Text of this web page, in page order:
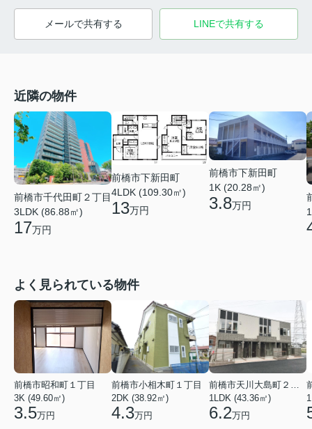
メールで共有する LINEで共有する
近隣の物件
前橋市千代田町２丁目
3LDK (86.88㎡)
17万円
前橋市下新田町
4LDK (109.30㎡)
13万円
前橋市下新田町
1K (20.28㎡)
3.8万円
よく見られている物件
前橋市昭和町１丁目
3K (49.60㎡)
3.5万円
前橋市小相木町１丁目
2DK (38.92㎡)
4.3万円
前橋市天川大島町２丁目
1LDK (43.36㎡)
6.2万円